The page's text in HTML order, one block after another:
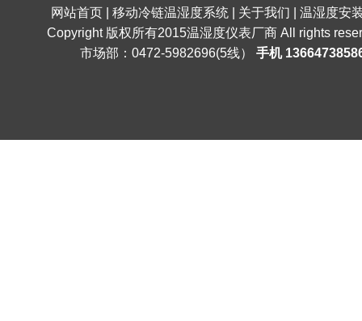
网站首页 移动冷链温湿度系统 关于我们
温湿度安
Copyright 版权所有2015温湿度仪表厂商 All rights
市场部：0472-5982696(5线） 手机